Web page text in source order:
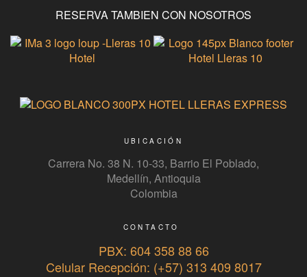
RESERVA TAMBIEN CON NOSOTROS
UBICACIÓN
Carrera No. 38 N. 10-33, Barrio El Poblado,
Medellín, Antioquia
Colombia
CONTACTO
PBX: 604 358 88 66
Celular Recepción: (+57) 313 409 8017